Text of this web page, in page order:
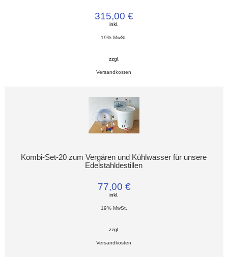
315,00 €
inkl.
19% MwSt.
zzgl.
Versandkosten
Kombi-Set-20 zum Vergären und Kühlwasser für unsere
Edelstahldestillen
77,00 €
inkl.
19% MwSt.
zzgl.
Versandkosten